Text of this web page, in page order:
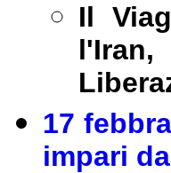
Il
17
impari